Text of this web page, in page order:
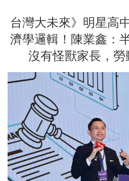
台灣大未來》明星高
濟學邏輯！陳業鑫：
沒有怪獸家長，